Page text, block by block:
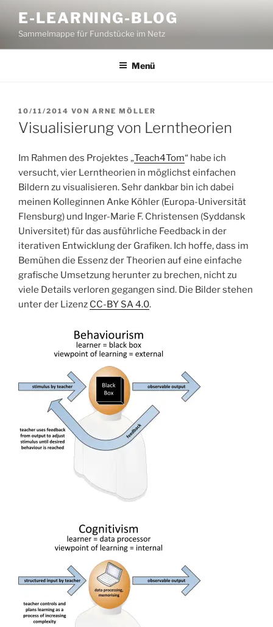
Inhalt
springen
E-LEARNING-BLOG
Sammelmappe für Fundstücke im Netz
Menü
VERÖFFENTLICHT
AM
10/11/2014 VON ARNE MÖLLER
Visualisierung von Lerntheorien
Im Rahmen des Projektes „Teach4Tom“ habe ich
versucht, vier Lerntheorien in möglichst einfachen
Bildern zu visualisieren. Sehr dankbar bin ich dabei
meinen Kolleginnen Anke Köhler (Europa-Universität
Flensburg) und Inger-Marie F. Christensen (Syddansk
Universitet) für das ausführliche Feedback in der
iterativen Entwicklung der Grafiken. Ich hoffe, dass im
Bemühen die Essenz der Theorien auf eine einfache
grafische Umsetzung herunter zu brechen, nicht zu
viele Details verloren gegangen sind. Die Bilder stehen
unter der Lizenz CC-BY SA 4.0.